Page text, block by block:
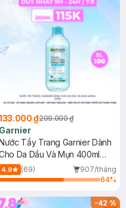
₫209.000 ₫
Garnier
Tẩy Trang Garnier Dành
Da Dầu Và Mụn 400ml
4.9 (69)
907/tháng
64%
-42%